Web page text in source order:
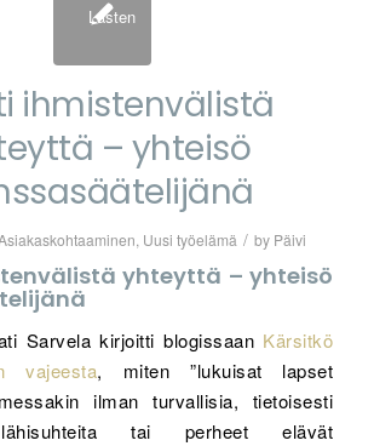
ihmistenvälistä
– yhteisö
, Uusi työelämä / by Päivi
yhteyttä – yhteisö
Sarvela kirjoitti blogissaan Kärsitkö
vajeesta, miten ”lukuisat lapset
ilman turvallisia, tietoisesti
tai perheet elävät